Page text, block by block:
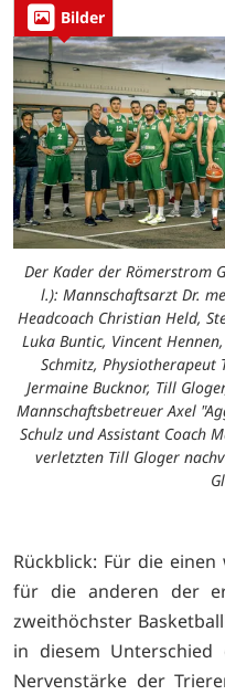
Bilder
Der Kader der Römerstrom
l.): Mannschaftsarzt Dr.
Headcoach Christian Held,
Luka Buntic, Vincent
Schmitz, Physiotherapeut
Jermaine Bucknor, Till
Mannschaftsbetreuer Axel
Schulz und Assistant Coach
verletzten Till Gloger
Rückblick: Für die
für die anderen der
zweithöchster
in diesem
Nervenstärke der